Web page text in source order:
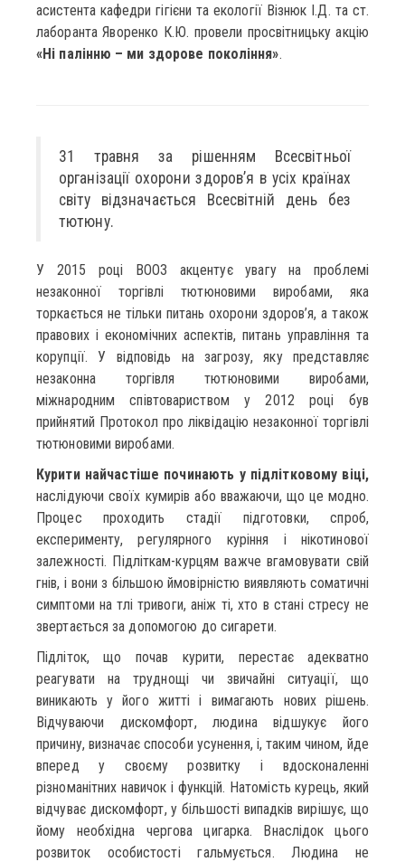
асистента кафедри гігієни та екології Візнюк І.Д. та ст.
лаборанта Яворенко К.Ю. провели просвітницьку акцію
«Ні палінню – ми здорове покоління».
31 травня за рішенням Всесвітньої
організації охорони здоров’я в усіх країнах
світу відзначається Всесвітній день без
тютюну.
У 2015 році ВООЗ акцентує увагу на проблемі
незаконної торгівлі тютюновими виробами, яка
торкається не тільки питань охорони здоров’я, а також
правових і економічних аспектів, питань управління та
корупції. У відповідь на загрозу, яку представляє
незаконна торгівля тютюновими виробами,
міжнародним співтовариством у 2012 році був
прийнятий Протокол про ліквідацію незаконної торгівлі
тютюновими виробами.
Курити найчастіше починають у підлітковому віці,
наслідуючи своїх кумирів або вважаючи, що це модно.
Процес проходить стадії підготовки, спроб,
експерименту, регулярного куріння і нікотинової
залежності. Підліткам-курцям важче вгамовувати свій
гнів, і вони з більшою ймовірністю виявляють соматичні
симптоми на тлі тривоги, аніж ті, хто в стані стресу не
звертається за допомогою до сигарети.
Підліток, що почав курити, перестає адекватно
реагувати на труднощі чи звичайні ситуації, що
виникають у його житті і вимагають нових рішень.
Відчуваючи дискомфорт, людина відшукує його
причину, визначає способи усунення, і, таким чином, йде
вперед у своєму розвитку і вдосконаленні
різноманітних навичок і функцій. Натомість курець, який
відчуває дискомфорт, у більшості випадків вирішує, що
йому необхідна чергова цигарка. Внаслідок цього
розвиток особистості гальмується. Людина не